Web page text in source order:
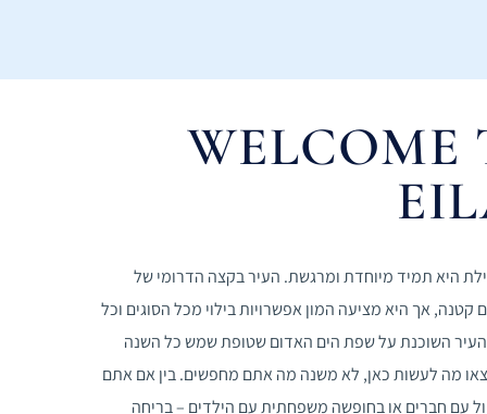
WELCOME
היא תמיד מיוחדת ומרגשת. העיר בקצה הדרומי של
אך היא מציעה המון אפשרויות בילוי מכל הסוגים וכל
העיר השוכנת על שפת הים האדום שטופת שמש כל השנה
מה לעשות כאן, לא משנה מה אתם מחפשים. בין אם אתם
עם חברים או בחופשה משפחתית עם הילדים – בריחה